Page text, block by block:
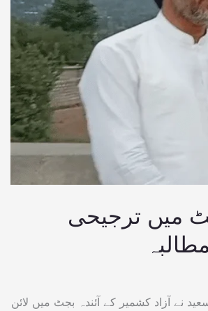
میں ترجیحی
نے آزاد کشمیر کے آئندہ بجٹ میں لائن